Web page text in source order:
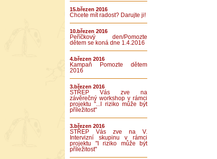
15.březen 2016
Chcete mít radost? Darujte ji!
10.březen 2016
Peříčkový den/Pomozte
dětem se koná dne 1.4.2016
4.březen 2016
Kampaň Pomozte dětem
2016
3.březen 2016
STŘEP Vás zve na
závěrečný workshop v rámci
projektu "...I riziko může být
příležitost"
3.březen 2016
STŘEP Vás zve na V.
Intervizní skupinu v rámci
projektu "I riziko může být
příležitost"